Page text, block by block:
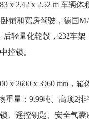
x 2.42 x 2.52 m 车辆
铺和宽房驾驶，德国
后轻量化轮毂，232车
控锁。
x 2600 x 3960 mm，箱
重量：9.99吨。高顶2
、遥控钥匙、安全气